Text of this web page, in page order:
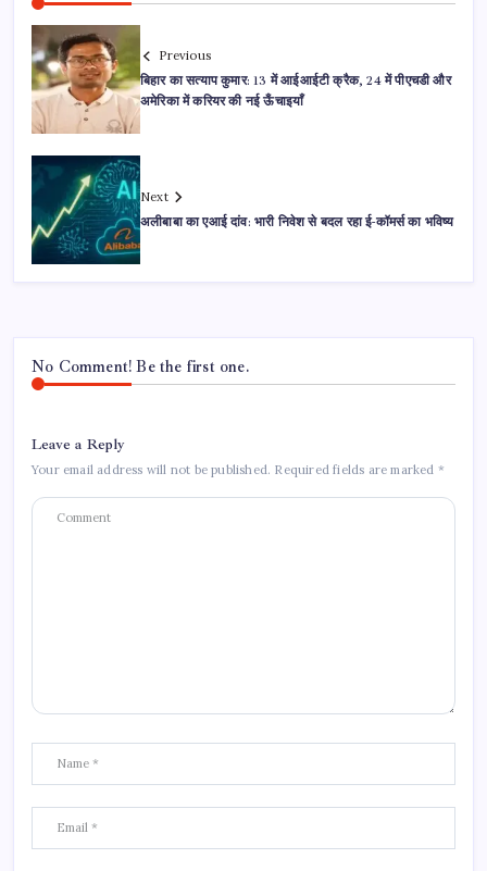
Previous
बिहार का सत्याप कुमार: 13 में आईआईटी क्रैक, 24 में पीएचडी और
अमेरिका में करियर की नई ऊँचाइयाँ
Next
अलीबाबा का एआई दांव: भारी निवेश से बदल रहा ई-कॉमर्स का भविष्य
No Comment! Be the first one.
Leave a Reply
Your email address will not be published. Required fields are marked *